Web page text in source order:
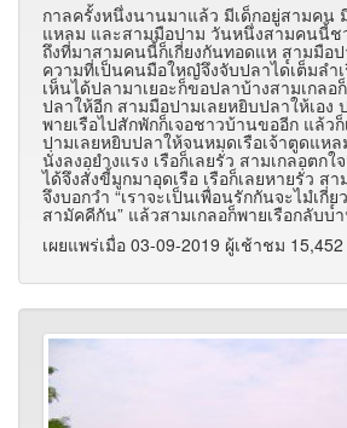
กาลครั้งหนึ่งนานมาแล้ว มีเด็กอยู่สามคน
แหลม และสามมือปาม วันหนึ่งสามคนนี้
ถึงที่มาสามคนนี้ก็เกี่ยงกันทอดแห สามมือป
ความที่เป็นคนมือใหญํจึงจับปลาได๎เต็มลำ
เห็นได้ปลามาเยอะก็ขอปลาบ้างสามเกลอ
ปลาให้อีก สามมือปามเลยหยิบปลาให้เอง
พายเรือไปสักพักก็เจอชาวบ้านขออีก แล้ว
ปามเลยหยิบปลาให้จนหมดเรือเจ้าตูดแห
นั่งลงอยำงแรง เรือก็เลยรั่ว สามเกลอตก
ได้จึงสั่งขี้มูกมาอุดเรือ เรือก็เลยหายรั่ว ส
จึงบอกวำ “เราจะเป็นเพื่อนรักกันจะไมํเกี่
สามัคคีกัน” แล้วสามเกลอก็พายเรือกลับบ๎
เผยแพร่เมื่อ 03-09-2019 ผู้เช้าชม 15,452